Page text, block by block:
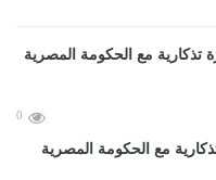
0
مع الحكومة المصرية